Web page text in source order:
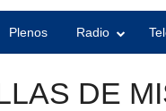
Plenos Radio
DE